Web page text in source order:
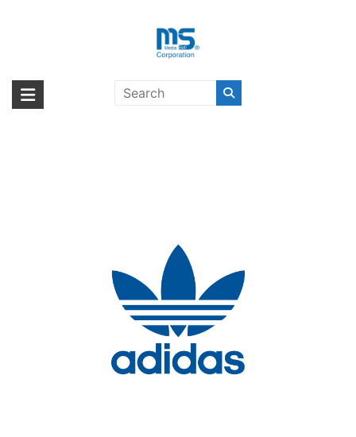
海外輸入ブランド商品｜株式会社
海外事業部が取り揃えている海外輸入商品には、日本では珍しい「海外ブ
ランド」をはじめ「ユニークな商品」「機能的な商品」「コストパフォー
Armband Size S FW18 Universal